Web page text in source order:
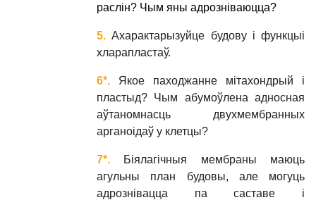
раслін? Чым яны адрозніваюцца?
5. Ахарактарызуйце будову і функцыі
хларапластаў.
6*. Якое паходжанне мітахондрый і
пластыд? Чым абумоўлена адносная
аўтаномнасць двухмембранных
арганоідаў у клетцы?
7*. Біялагічныя мембраны маюць
агульны план будовы, але могуць
адрознівацца па саставе і